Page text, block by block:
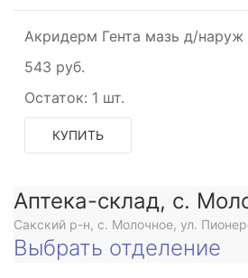
Акридерм Гента мазь д/наруж
543 руб.
Остаток: 1 шт.
КУПИТЬ
Аптека-склад, с.
Сакский р-н, с. Молочное, ул.
Выбрать отделение